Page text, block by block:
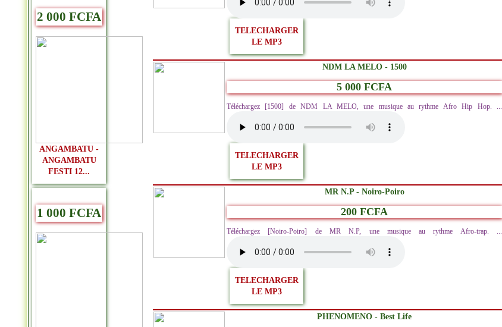
2 000 FCFA
ANGAMBATU -
ANGAMBATU
FESTI 12...
1 000 FCFA
TELECHARGER
LE MP3
NDM LA MELO - 1500
5 000 FCFA
Téléchargez [1500] de NDM LA MELO, une musique au rythme Afro Hip Hop. ...
TELECHARGER
LE MP3
MR N.P - Noiro-Poiro
200 FCFA
Téléchargez [Noiro-Poiro] de MR N.P, une musique au rythme Afro-trap. ...
TELECHARGER
LE MP3
PHENOMENO - Best Life